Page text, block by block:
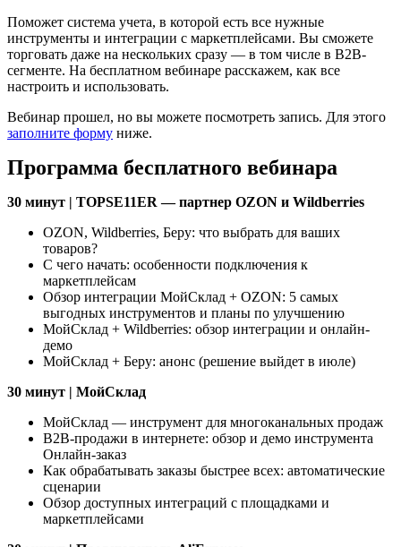
Поможет система учета, в которой есть все нужные
инструменты и интеграции с маркетплейсами. Вы сможете
торговать даже на нескольких сразу — в том числе в B2B-
сегменте. На бесплатном вебинаре расскажем, как все
настроить и использовать.
Вебинар прошел, но вы можете посмотреть запись. Для этого
заполните форму ниже.
Программа бесплатного вебинара
30 минут | TOPSE11ER — партнер OZON и Wildberries
OZON, Wildberries, Беру: что выбрать для ваших
товаров?
С чего начать: особенности подключения к
маркетплейсам
Обзор интеграции МойСклад + OZON: 5 самых
выгодных инструментов и планы по улучшению
МойСклад + Wildberries: обзор интеграции и онлайн-
демо
МойСклад + Беру: анонс (решение выйдет в июле)
30 минут | МойСклад
МойСклад — инструмент для многоканальных продаж
B2B-продажи в интернете: обзор и демо инструмента
Онлайн-заказ
Как обрабатывать заказы быстрее всех: автоматические
сценарии
Обзор доступных интеграций с площадками и
маркетплейсами